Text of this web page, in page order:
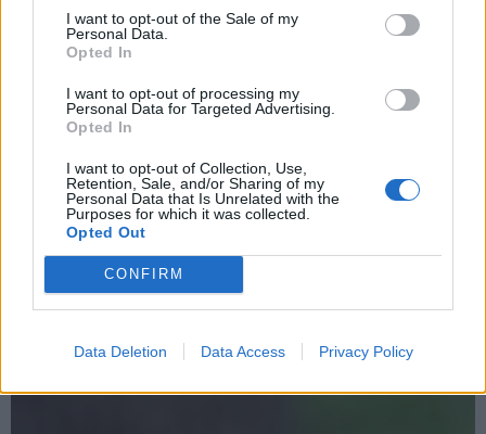
I want to opt-out of the Sale of my
Personal Data.
Opted In
I want to opt-out of processing my
Personal Data for Targeted Advertising.
Opted In
I want to opt-out of Collection, Use,
Retention, Sale, and/or Sharing of my
Personal Data that Is Unrelated with the
Purposes for which it was collected.
Opted Out
CONFIRM
Data Deletion Data Access Privacy Policy
O čem se mluví
Potkani terorizují Ryneček, město vyšle
deratizátory
Martin Poulíček - 4. 12. 2019
PŘÍBRAM - Obyvatelé Rynečku upozorňují na přemnožené potkany v
této části města. V posledních dne prý bylo zaznamenáno několik
kusů přejetých auty na parkovišti...